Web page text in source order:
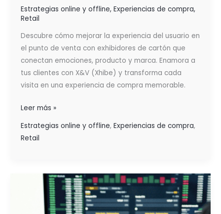
Estrategias online y offline, Experiencias de compra,
Retail
Descubre cómo mejorar la experiencia del usuario en
el punto de venta con exhibidores de cartón que
conectan emociones, producto y marca. Enamora a
tus clientes con X&V (Xhibe) y transforma cada
visita en una experiencia de compra memorable.
Leer más »
Estrategias online y offline, Experiencias de compra,
Retail
INTELIGENCIA